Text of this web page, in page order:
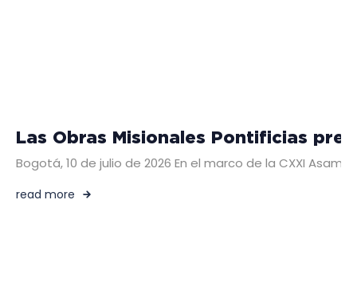
Las Obras Misionales Pontificias
Bogotá, 10 de julio de 2026 En el marco de la CXXI
read more